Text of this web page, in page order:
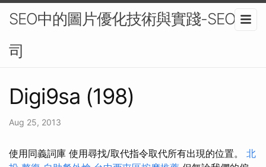
SEO中的圖片優化技術與實踐-SEO公
司
Digi9sa (198)
Aug 25, 2013
使用同義詞庫 使用尋找/取代指令取代所有出現的位置。 北